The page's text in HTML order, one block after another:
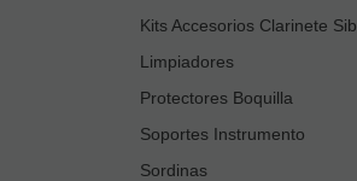
Kits Accesorios Clarinete Sib
Limpiadores
Protectores Boquilla
Soportes Instrumento
Sordinas